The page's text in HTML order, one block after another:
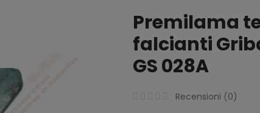
Premilama
falcianti
GS 028A
Recensioni (0)